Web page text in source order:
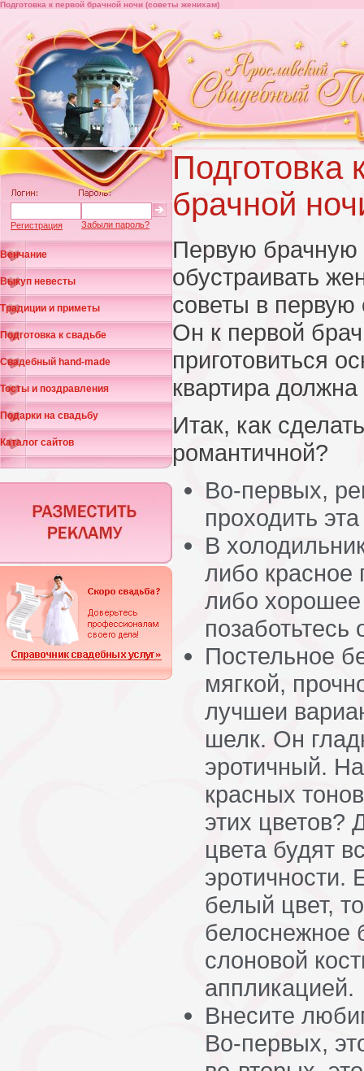
Подготовка к первой брачной ночи (советы женихам)
Регистрация Забыли пароль?
Венчание
Выкуп невесты
Традиции и приметы
Подготовка к свадьбе
Свадебный hand-made
Тосты и поздравления
Подарки на свадьбу
Каталог сайтов
Подготовка
брачной
Первую брачную
обустраивать
советы в
Он к первой
приготовиться
квартира должна
Итак, как
романтичной?
Во-первых,
проходить
В
либо красное
либо
позаботьтесь
Постельное
мягкой,
лучшеи
шелк. Он
эротичный.
красных
этих цветов?
цвета будят
эротичности.
белый цвет,
белоснежное
слоновой
аппликацией.
Внесите
Во-первых,